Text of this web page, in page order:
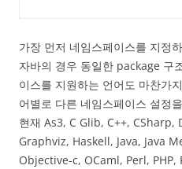
가장 먼저 네임스페이스를 지정
자바의 경우 동일한 package 구
이스를 지원하는 언어도 마찬가
어별로 다른 네임스페이스 설정
현재 As3, C Glib, C++,
Graphviz, Haskell, Java, Java
Objective-c, OCaml, Perl,